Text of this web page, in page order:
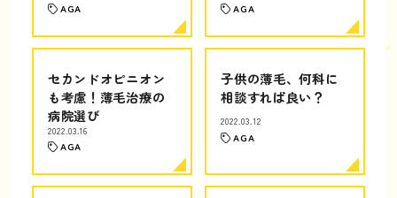
AGA AGA
セカンドオピニオン
も考慮！薄毛治療の
病院選び
2022.03.16
AGA
子供の薄毛、何科に
相談すれば良い？
2022.03.12
AGA